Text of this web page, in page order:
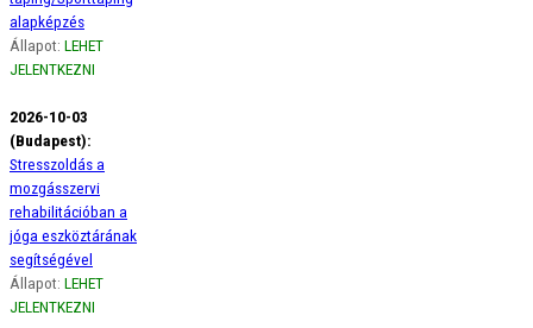
alapképzés
Állapot: LEHET
JELENTKEZNI
2026-10-03
(Budapest):
Stresszoldás a
mozgásszervi
rehabilitációban a
jóga eszköztárának
segítségével
Állapot: LEHET
JELENTKEZNI